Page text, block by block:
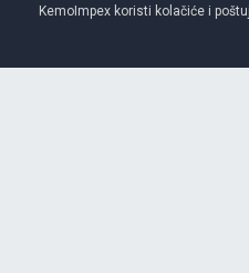
KemoImpex koristi kolačiće i